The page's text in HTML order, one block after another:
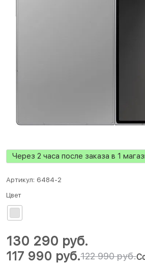
Через 2 часа после заказа в 1
Артикул: 6484-2
Цвет
122 990 руб.
117 990 руб.
130 290 руб.